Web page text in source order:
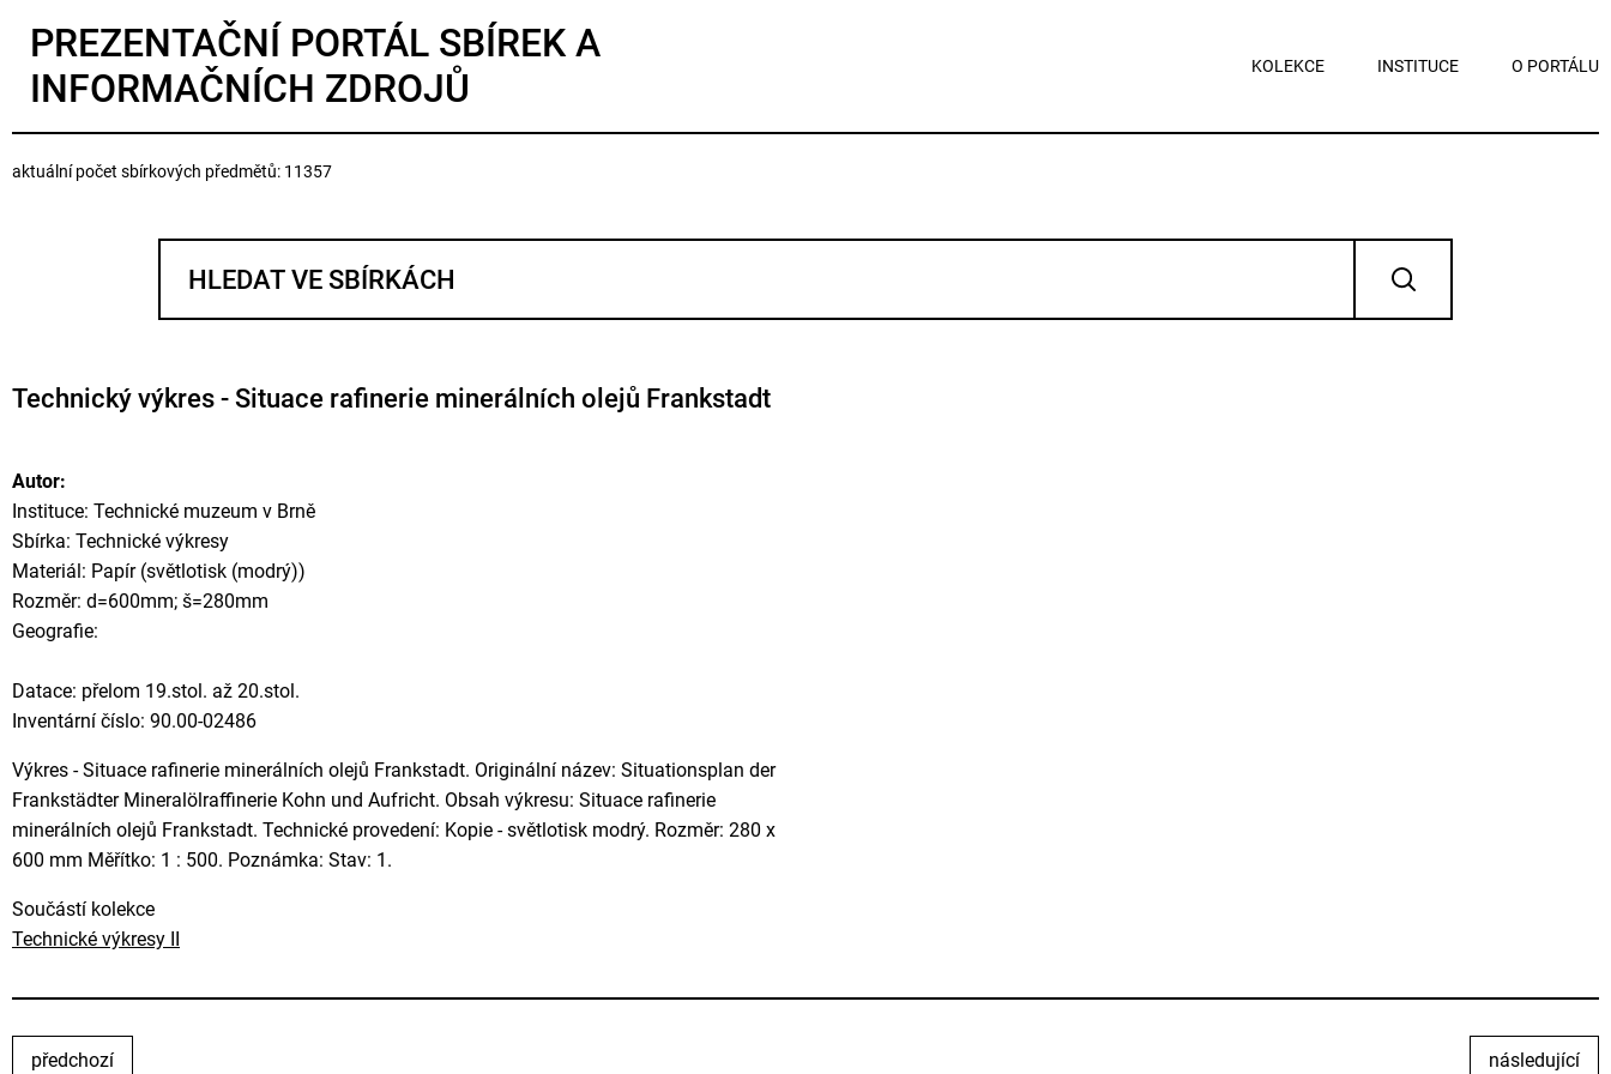
PREZENTAČNÍ PORTÁL SBÍREK A
INFORMAČNÍCH ZDROJŮ
KOLEKCE INSTITUCE O PORTÁLU
aktuální počet sbírkových předmětů: 11357
Technický výkres - Situace rafinerie minerálních olejů Frankstadt
Autor:
Instituce: Technické muzeum v Brně
Sbírka: Technické výkresy
Materiál: Papír (světlotisk (modrý))
Rozměr: d=600mm; š=280mm
Geografie:
Datace: přelom 19.stol. až 20.stol.
Inventární číslo: 90.00-02486
Výkres - Situace rafinerie minerálních olejů Frankstadt. Originální název: Situationsplan der
Frankstädter Mineralölraffinerie Kohn und Aufricht. Obsah výkresu: Situace rafinerie
minerálních olejů Frankstadt. Technické provedení: Kopie - světlotisk modrý. Rozměr: 280 x
600 mm Měřítko: 1 : 500. Poznámka: Stav: 1.
Součástí kolekce
Technické výkresy II
předchozí následující